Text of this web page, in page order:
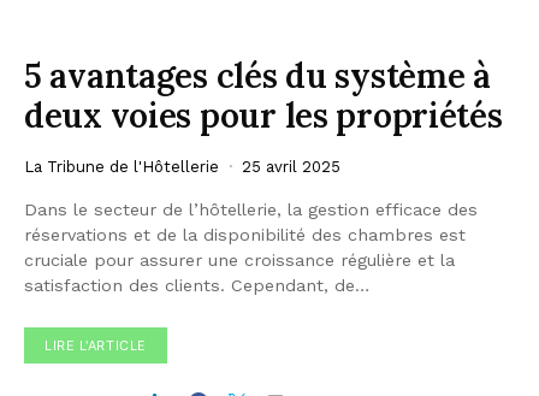
5 avantages clés du système à
deux voies pour les propriétés
La Tribune de l'Hôtellerie 25 avril 2025
Dans le secteur de l’hôtellerie, la gestion efficace des
réservations et de la disponibilité des chambres est
cruciale pour assurer une croissance régulière et la
satisfaction des clients. Cependant, de…
LIRE L'ARTICLE